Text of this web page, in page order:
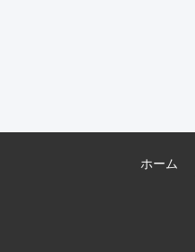
ホーム